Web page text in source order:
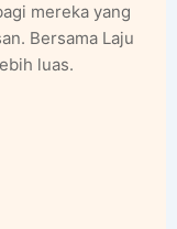
mereka yang
Bersama Laju
luas.